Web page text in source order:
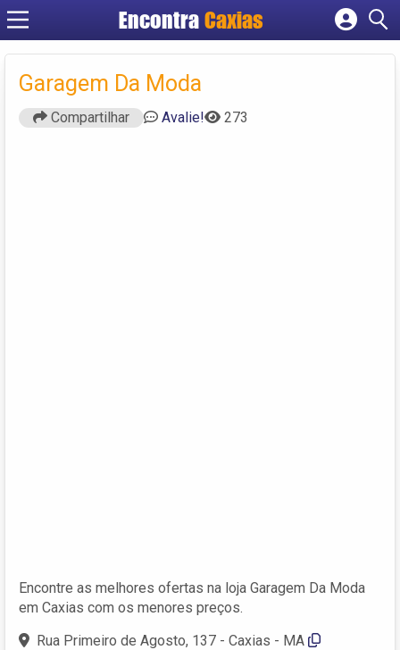
EncontraCaxias
Cadastrar empresa
Criar conta
Garagem Da Moda
Compartilhar Avalie! 273
Encontre as melhores ofertas na loja Garagem Da Moda
em Caxias com os menores preços.
Rua Primeiro de Agosto, 137 - Caxias - MA